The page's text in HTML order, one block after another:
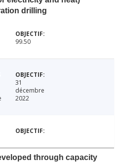
drilling
99.50
31
décembre
2022
through capacity